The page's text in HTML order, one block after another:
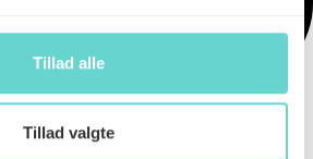
Tillad alle
Tillad valgte
kun generel information. Læs